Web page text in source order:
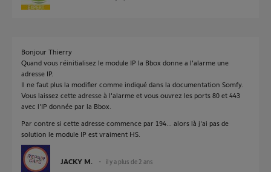
Bonjour Thierry
Quand vous réinitialisez le module IP la Bbox donne a l'alarme une
adresse IP.
Il ne faut plus la modifier comme indiqué dans la documentation Somfy.
Vous laissez cette adresse à l'alarme et vous ouvrez les ports 80 et 443
avec l'IP donnée par la Bbox.
Par contre si cette adresse commence par 194... alors là j'ai pas de
solution le module IP est vraiment HS.
JACKY M. il y a plus de 2 ans